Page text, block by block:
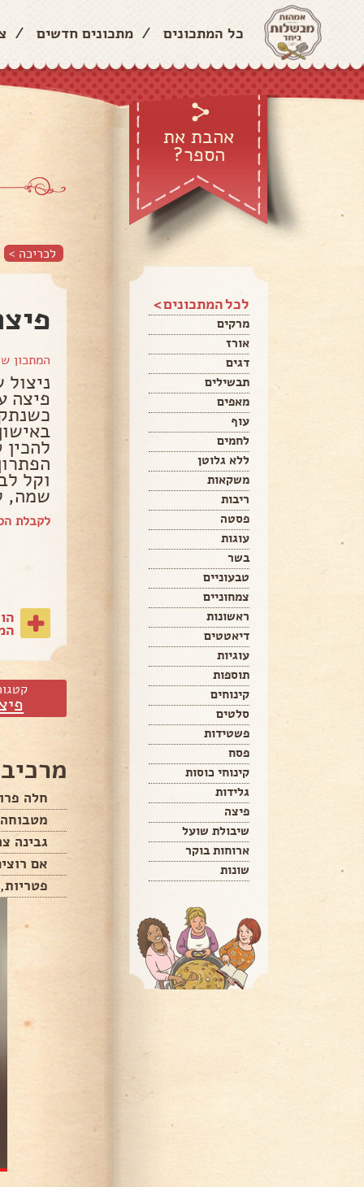
כל המתכונים / מתכונים חדשים /
אהבת את
הספר?
לכל המתכונים >
מרקים
אורז
דגים
תבשילים
מאפים
עוף
לחמים
ללא גלוטן
משקאות
ריבות
פסטה
עוגות
בשר
טבעוניים
צמחוניים
ראשונות
דיאטטים
עוגיות
תוספות
קינוחים
סלטים
פשטידות
פסח
קינוחי כוסות
גלידות
פיצה
שיבולת שועל
ארוחות בוקר
שונות
לכריכה >
המתכון
וקל
שמה,
לקבלת
חלה
מטבוחה
גבינה
אם